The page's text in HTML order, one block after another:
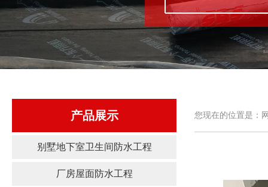
产品展示
别墅地下室卫生间防水工程
厂房屋面防水工程
您现在的位置是：